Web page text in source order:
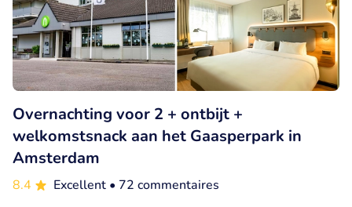
Overnachting voor 2 + ontbijt +
welkomstsnack aan het Gaasperpark in
Amsterdam
8.4 Excellent • 72 commentaires